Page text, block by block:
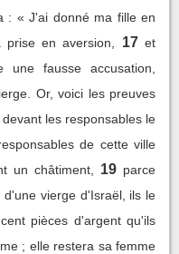
: « J'ai donné ma fille en
en aversion,
17 et
une fausse accusation,
Or, voici les preuves
les responsables le
de cette ville
un châtiment,
19 parce
vierge d'Israël, ils le
pièces d'argent qu'ils
; elle restera sa femme